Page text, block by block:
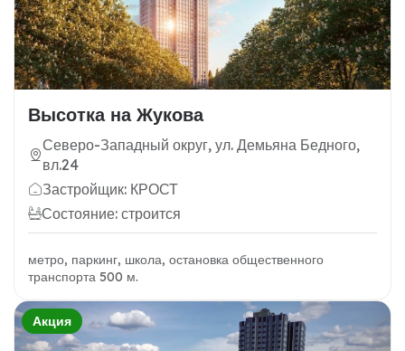
Высотка на Жукова
Северо-Западный округ, ул. Демьяна Бедного,
вл.24
Застройщик: КРОСТ
Состояние: строится
метро, паркинг, школа, остановка общественного
транспорта 500 м.
Акция